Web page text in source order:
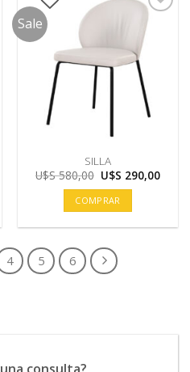
Sale
SILLA
U$S580,00 El
precio
original
era:
U$S
580,00.
U$S 290,00El
COMPRAR
4 5 6